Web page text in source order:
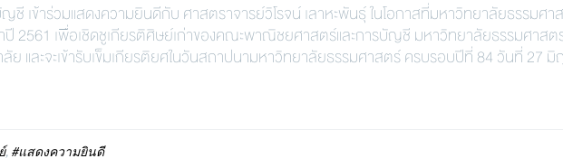
เข้าร่วมแสดงความยินดีกับ ศาสตราจารย์วิโรจน์ เลาหะพันธ์ุ ในโอกาสที่มหาวิทยาลัยธรรมศา
ปี 2561 เพื่อเชิดชูเกียรติศิษย์เก่าของคณะพาณิชยศาสตร์และการบัญชี มหาวิทยาลัยธรรมศาส
ลัย และจะเข้ารับเข็มเกียรติยศในวันสถาปนามหาวิทยาลัยธรรมศาสตร์ ครบรอบปีที่ 84 วันที่ 27
, #แสดงความยินดี